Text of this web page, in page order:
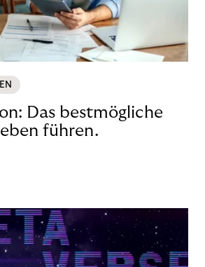
Das bestmögliche
führen.